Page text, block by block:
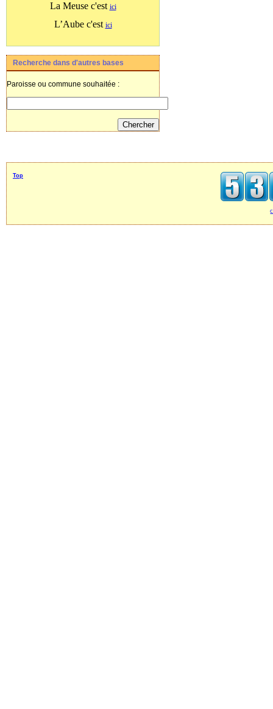
La Meuse c'est ici
L’Aube c'est ici
Recherche dans d'autres bases
Paroisse ou commune souhaitée :
Top